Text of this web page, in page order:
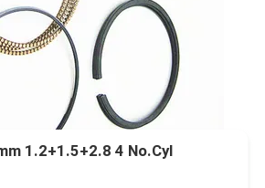
1.2+1.5+2.8 4 No.Cyl